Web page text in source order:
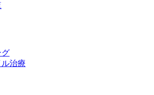
グ
治療